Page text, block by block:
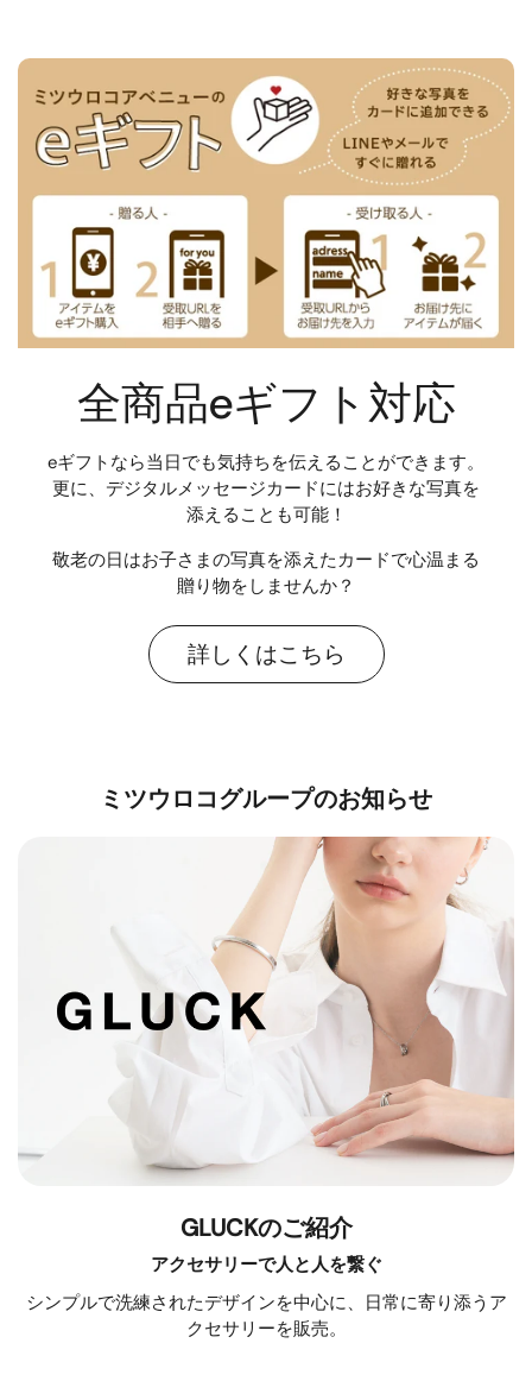
全商品eギフト対応
eギフトなら当日でも気持ちを伝えることができます。
更に、デジタルメッセージカードにはお好きな写真を
添えることも可能！
敬老の日はお子さまの写真を添えたカードで心温まる
贈り物をしませんか？
詳しくはこちら
ミツウロコグループのお知らせ
GLUCKのご紹介
アクセサリーで人と人を繋ぐ
シンプルで洗練されたデザインを中心に、日常に寄り添うア
クセサリーを販売。